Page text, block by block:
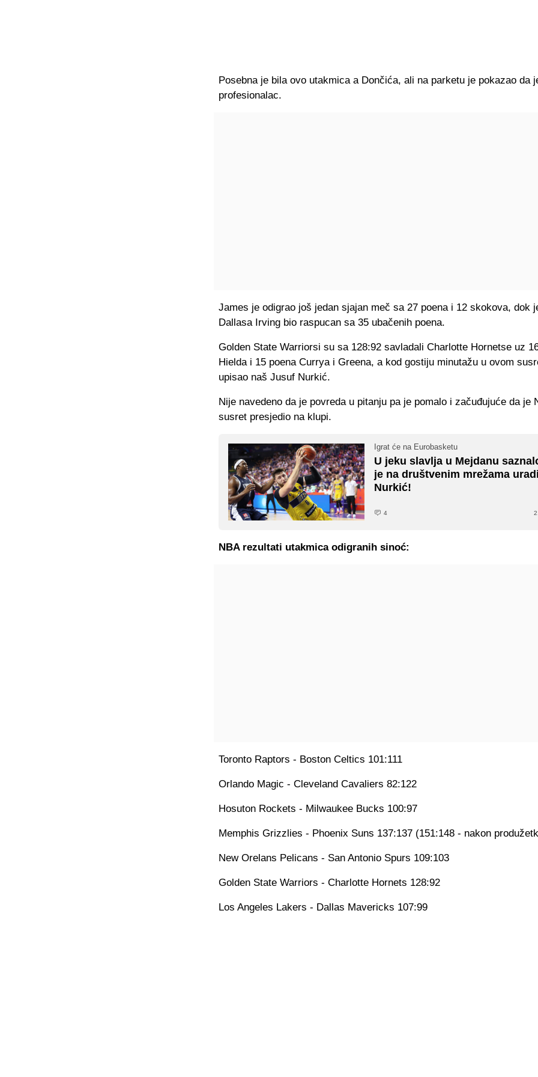
Posebna je bila ovo utakmica a Dončića, ali na parketu je pokazao da
profesionalac.
James je odigrao još jedan sjajan meč sa 27 poena i 12 skokova, dok
Dallasa Irving bio raspucan sa 35 ubačenih poena.
Golden State Warriorsi su sa 128:92 savladali Charlotte Hornetse uz
Hielda i 15 poena Currya i Greena, a kod gostiju minutažu u ovom
upisao naš Jusuf Nurkić.
Nije navedeno da je povreda u pitanju pa je pomalo i začuđujuće da je
susret presjedio na klupi.
Igrat će na Eurobasketu
U jeku slavlja u Mejdanu
je na društvenim mrežama
Nurkić!
4
NBA rezultati utakmica odigranih sinoć:
Toronto Raptors - Boston Celtics 101:111
Orlando Magic - Cleveland Cavaliers 82:122
Hosuton Rockets - Milwaukee Bucks 100:97
Memphis Grizzlies - Phoenix Suns 137:137 (151:148 - nakon
New Orelans Pelicans - San Antonio Spurs 109:103
Golden State Warriors - Charlotte Hornets 128:92
Los Angeles Lakers - Dallas Mavericks 107:99